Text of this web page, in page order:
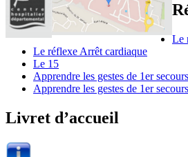
Le
Le réflexe Arrêt cardiaque
Le 15
Apprendre les gestes de 1er
Apprendre les gestes de 1er
Livret d’accueil